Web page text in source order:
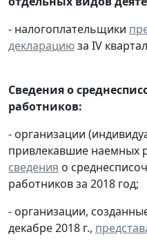
- налогоплательщики
декларациюза IV
Сведения о
работников:
- организации
привлекавшие наемных
сведения о
работников за 2018 год;
- организации,
декабре 2018 г.,